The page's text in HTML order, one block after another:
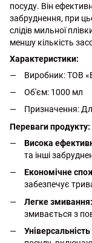
посуду. Він
забруднення, при
слідів мильної
меншу кількість
Характеристики:
Виробник: ТОВ
Об'єм: 1000 мл
Призначення:
Переваги продукту:
Висока
та інші
Економічне
забезпечує
Легке змивання:
змивається з